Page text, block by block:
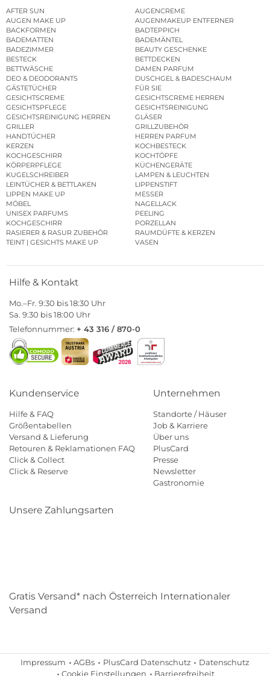
AFTER SUN
AUGENCREME
AUGEN MAKE UP
AUGENMAKEUP ENTFERNER
BACKFORMEN
BADTEPPICH
BADEMATTEN
BADEMÄNTEL
BADEZIMMER
BEAUTY GESCHENKE
BESTECK
BETTDECKEN
BETTWÄSCHE
DAMEN PARFUM
DEO & DEODORANTS
DUSCHGEL & BADESCHAUM
GÄSTETÜCHER
FÜR SIE
GESICHTSCREME
GESICHTSCREME HERREN
GESICHTSPFLEGE
GESICHTSREINIGUNG
GESICHTSREINIGUNG HERREN
GLÄSER
GRILLER
GRILLZUBEHÖR
HANDTÜCHER
HERREN PARFUM
KERZEN
KOCHBESTECK
KOCHGESCHIRR
KOCHTÖPFE
KÖRPERPFLEGE
KÜCHENGERÄTE
KUGELSCHREIBER
LAMPEN & LEUCHTEN
LEINTÜCHER & BETTLAKEN
LIPPENSTIFT
LIPPEN MAKE UP
MESSER
MÖBEL
NAGELLACK
UNISEX PARFUMS
PEELING
KOCHGESCHIRR
PORZELLAN
RASIERER & RASUR ZUBEHÖR
RAUMDÜFTE & KERZEN
TEINT | GESICHTS MAKE UP
VASEN
Hilfe & Kontakt
Mo.–Fr. 9:30 bis 18:30 Uhr
Sa. 9:30 bis 18:00 Uhr
Telefonnummer: + 43 316 / 870-0
Kundenservice
Hilfe & FAQ
Größentabellen
Versand & Lieferung
Retouren & Reklamationen FAQ
Click & Collect
Click & Reserve
Unternehmen
Standorte / Häuser
Job & Karriere
Über uns
PlusCard
Presse
Newsletter
Gastronomie
Unsere Zahlungsarten
Gratis Versand* nach Österreich Internationaler
Versand
Impressum AGBs PlusCard Datenschutz
Datenschutz
Cookie Einstellungen
Barrierefreiheit